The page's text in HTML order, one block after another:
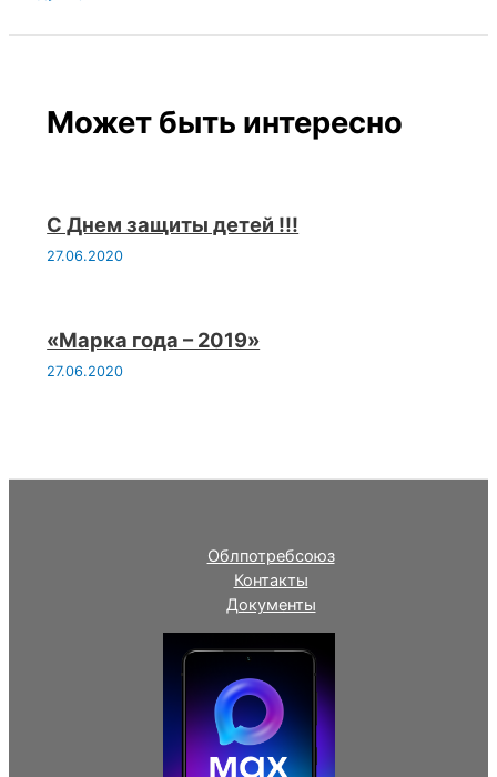
Может быть интересно
С Днем защиты детей !!!
27.06.2020
«Марка года – 2019»
27.06.2020
Облпотребсоюз
Контакты
Документы